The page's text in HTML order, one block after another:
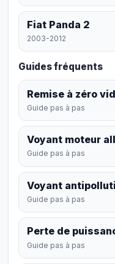
Fiat Panda 2
2003-2012
Guides fréquents
Remise à zéro
Guide pas à pas
Voyant moteur
Guide pas à pas
Voyant
Guide pas à pas
Perte de
Guide pas à pas